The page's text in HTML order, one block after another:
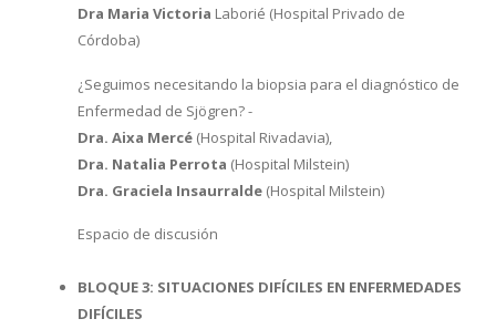
Dra Maria Victoria Laborié (Hospital Privado de
Córdoba)
¿Seguimos necesitando la biopsia para el diagnóstico de
Enfermedad de Sjögren? -
Dra. Aixa Mercé (Hospital Rivadavia),
Dra. Natalia Perrota (Hospital Milstein)
Dra. Graciela Insaurralde (Hospital Milstein)
Espacio de discusión
BLOQUE 3: SITUACIONES DIFÍCILES EN ENFERMEDADES
DIFÍCILES